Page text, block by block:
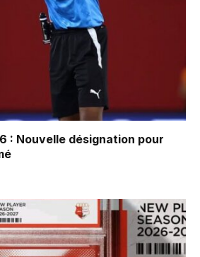
: Nouvelle désignation pour